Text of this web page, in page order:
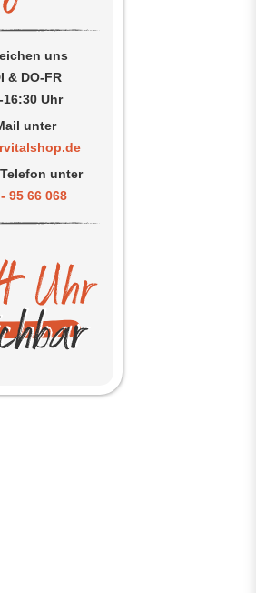
uns
& DO-FR
16:30 Uhr
unter
unter
95 66 068